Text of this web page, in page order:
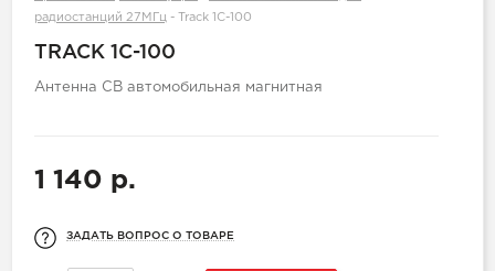
радиостанций 27МГц - Track 1C-100
TRACK 1C-100
Антенна CB автомобильная магнитная
1 140 р.
ЗАДАТЬ ВОПРОС О ТОВАРЕ